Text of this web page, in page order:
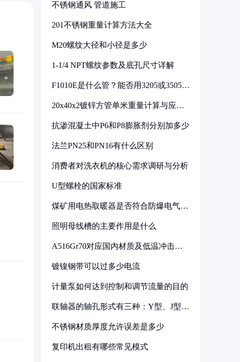
不锈钢通风 管道施工
201不锈钢重量计算方法大全
M20螺纹大径和小径是多少
1-1/4 NPT螺纹参数及底孔尺寸详解
F1010E是什么管？能否用3205或3505代
20x40x2镀锌方管单米重量计算与应用
抗渗混凝土中P6和P8膨胀剂分别加多少
法兰PN25和PN16有什么区别
消费者对洗衣机的核心需求调研与分析
U型螺栓的国家标准
煤矿用电热取暖器是否符合防爆电气设
照明母线槽的主要作用是什么
A516Gr70对应国内材质及低温冲击要
镀镍钢带可以过多少电流
计量泵如何达到控制和调节流量的目的
联轴器的轴孔形式有三种：Y型、J型、
不锈钢材质厚度允许误差是多少
复印机出租有哪些常见模式